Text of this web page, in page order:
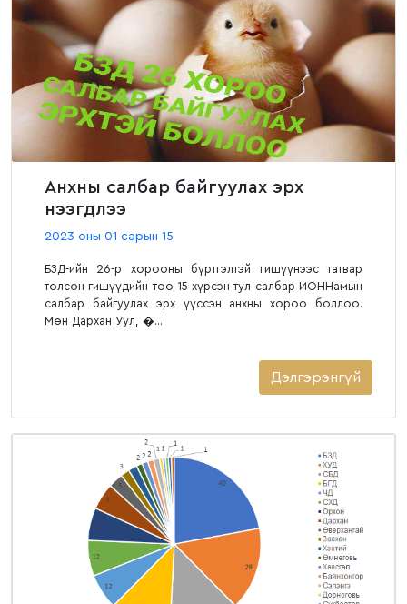
Анхны салбар байгуулах эрх
нээгдлээ
2023 оны 01 сарын 15
БЗД-ийн 26-р хорооны бүртгэлтэй гишүүнээс татвар
төлсөн гишүүдийн тоо 15 хүрсэн тул салбар ИОННамын
салбар байгуулах эрх үүссэн анхны хороо боллоо.
Мөн Дархан Уул, �...
Дэлгэрэнгүй